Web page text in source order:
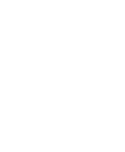
Daten-